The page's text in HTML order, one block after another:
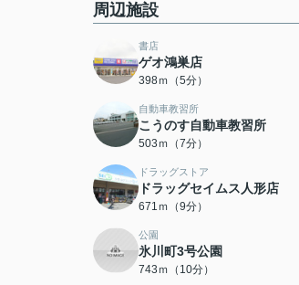
周辺施設
書店
ゲオ鴻巣店
398ｍ（5分）
自動車教習所
こうのす自動車教習所
503ｍ（7分）
ドラッグストア
ドラッグセイムス人形店
671ｍ（9分）
公園
氷川町3号公園
743ｍ（10分）